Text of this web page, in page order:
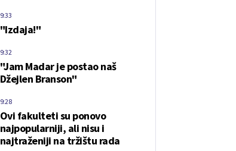
"Izdaja!"
9:33
"Jam Madar je postao naš
Džejlen Branson"
9:32
Ovi fakulteti su ponovo
najpopularniji, ali nisu i
najtraženiji na tržištu rada
9:28